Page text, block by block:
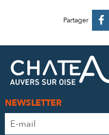
Partager 
NEWSLETTER
Adresse
e-